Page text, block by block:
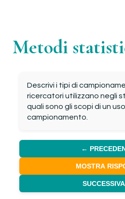
Metodi
Descrivi i tipi di
ricercatori utilizzano negli
quali sono gli scopi di un
campionamento.
←
MOSTRA